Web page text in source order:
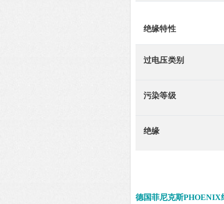
绝缘特性
过电压类别
污染等级
绝缘
德国菲尼克斯PHOENIX